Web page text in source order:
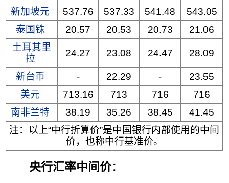
新加坡元
537.76 537.33 541.48
543.05
泰国铢
20.57 20.53 20.73
21.06
土耳其里
拉
24.27 23.08 24.47 28.09
新台币 - 22.29 -
23.55
美元
713.16 713 716
716
南非兰特
38.19 35.26 38.45
41.45
注：以上“中行折算价”是中国银行内部使用的中间
价，也称中行基准价。
央行汇率中间价：